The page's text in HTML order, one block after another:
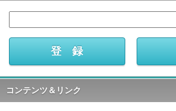
コンテンツ＆リンク